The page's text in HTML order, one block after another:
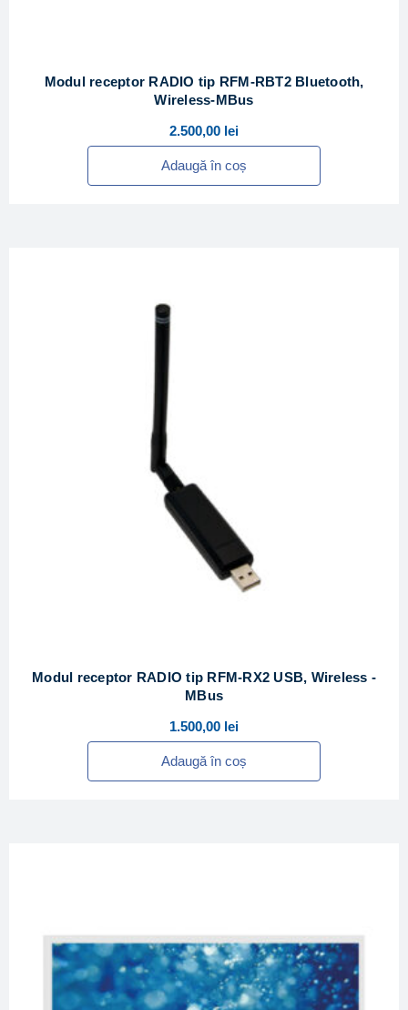
Modul receptor RADIO tip RFM-RBT2 Bluetooth,
Wireless-MBus
2.500,00 lei
Adaugă în coș
Modul receptor RADIO tip RFM-RX2 USB, Wireless -
MBus
1.500,00 lei
Adaugă în coș